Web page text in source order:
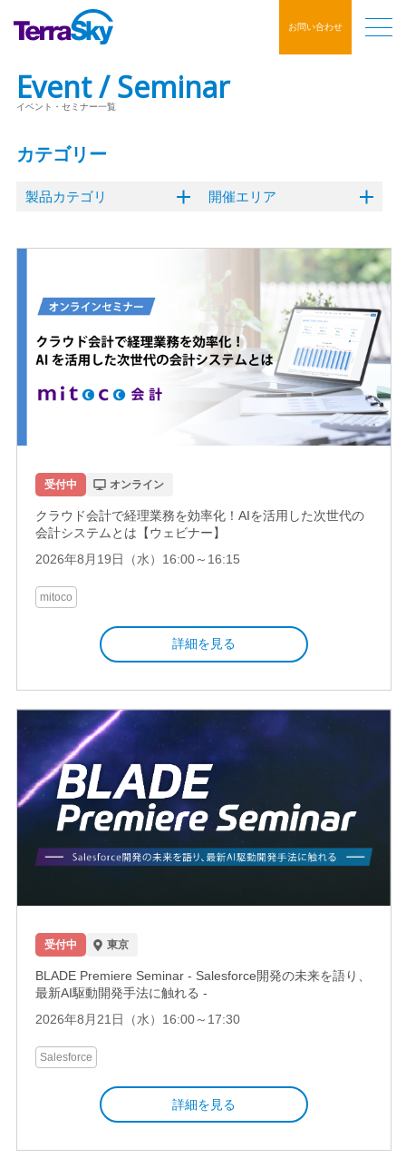
お問い合わせ
Event / Seminar
イベント・セミナー一覧
カテゴリー
製品カテゴリ 開催エリア
デジタルマーケティング
受付中 オンライン
クラウド会計で経理業務を効率化！AIを活用した次世代の
会計システムとは【ウェビナー】
2026年8月19日（水）16:00～16:15
mitoco
詳細を見る
受付中 東京
BLADE Premiere Seminar - Salesforce開発の未来を語り、
最新AI駆動開発手法に触れる -
2026年8月21日（水）16:00～17:30
Salesforce
詳細を見る